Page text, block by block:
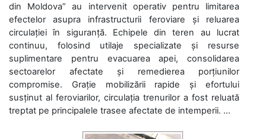
din Moldova” au intervenit operativ pentru limitarea
efectelor asupra infrastructurii feroviare și reluarea
circulației în siguranță. Echipele din teren au lucrat
continuu, folosind utilaje specializate și resurse
suplimentare pentru evacuarea apei, consolidarea
sectoarelor afectate și remedierea porțiunilor
compromise. Grație mobilizării rapide și efortului
susținut al feroviarilor, circulația trenurilor a fost reluată
treptat pe principalele trasee afectate de intemperii. ...